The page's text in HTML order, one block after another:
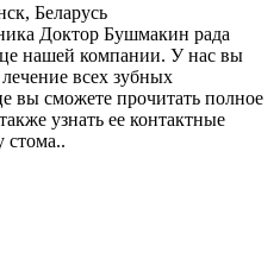
Беларусь
Доктор Бушмакин рада
нашей компании. У нас вы
всех зубных
вы сможете прочитать полное
узнать ее контактные
стома..